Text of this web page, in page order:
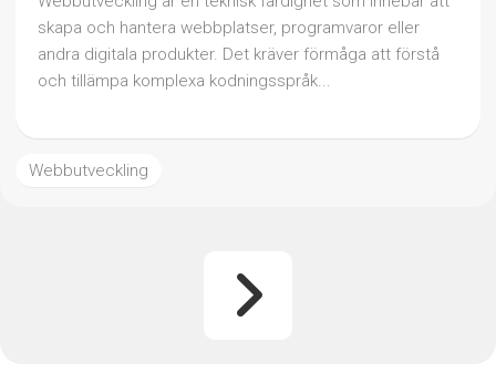
skapa och hantera webbplatser, programvaror eller
andra digitala produkter. Det kräver förmåga att förstå
och tillämpa komplexa kodningsspråk...
Webbutveckling